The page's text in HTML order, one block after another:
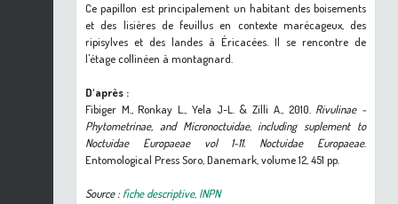
Ce papillon est principalement un habitant des boisements
et des lisières de feuillus en contexte marécageux, des
ripisylves et des landes à Éricacées. Il se rencontre de
l'étage collinéen à montagnard.
D'après :
Fibiger M., Ronkay L., Yela J-L. & Zilli A., 2010. Rivulinae -
Phytometrinae, and Micronoctuidae, including suplement to
Noctuidae Europaeae vol 1-11. Noctuidae Europaeae.
Entomological Press Soro, Danemark, volume 12, 451 pp.
Source : fiche descriptive, INPN